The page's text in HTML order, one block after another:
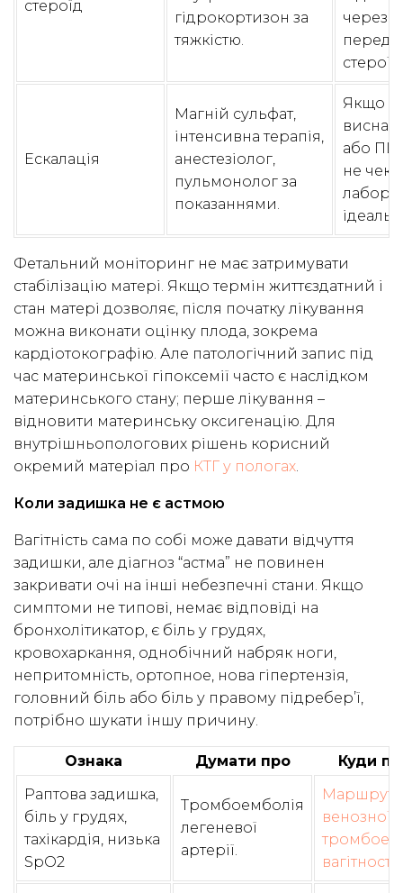
стероїд
гідрокортизон за
тяжкістю.
через
перед
Ескалація
Магній сульфат,
інтенсивна терапія,
анестезіолог,
пульмонолог за
показаннями.
Якщо
або
не
Фетальний моніторинг не має затримувати
стабілізацію матері. Якщо термін життєздатний і
стан матері дозволяє, після початку лікування
можна виконати оцінку плода, зокрема
кардіотокографію. Але патологічний запис під
час материнської гіпоксемії часто є наслідком
материнського стану; перше лікування –
відновити материнську оксигенацію. Для
внутрішньопологових рішень корисний
окремий матеріал про КТГ у пологах.
Коли задишка не є астмою
Вагітність сама по собі може давати відчуття
задишки, але діагноз “астма” не повинен
закривати очі на інші небезпечні стани. Якщо
симптоми не типові, немає відповіді на
бронхолітикатор, є біль у грудях,
кровохаркання, однобічний набряк ноги,
непритомність, ортопное, нова гіпертензія,
головний біль або біль у правому підребер’ї,
потрібно шукати іншу причину.
Ознака Думати про
Куди
Раптова задишка,
біль у грудях,
тахікардія, низька
SpO2
Тромбоемболія
легеневої
артерії.
Маршрут
венозної
вагітності